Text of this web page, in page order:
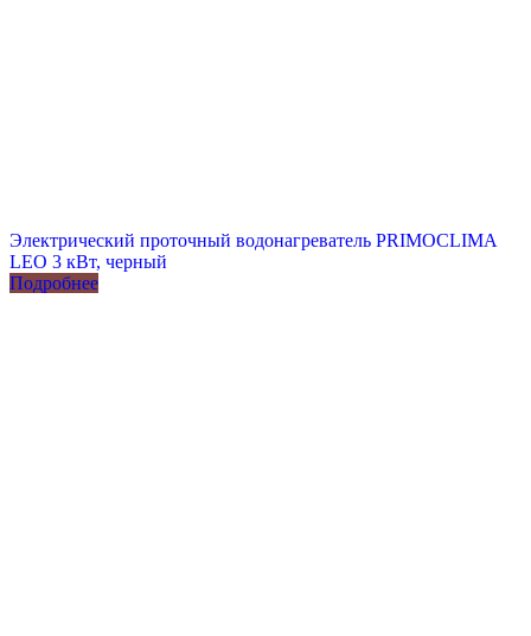
Электрический проточный водонагреватель PRIMOCLIMA
LEO 3 кВт, черный
Подробнее